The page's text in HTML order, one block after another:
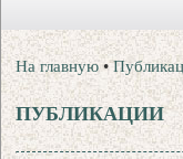
На главную •
ПУБЛИКАЦИИ